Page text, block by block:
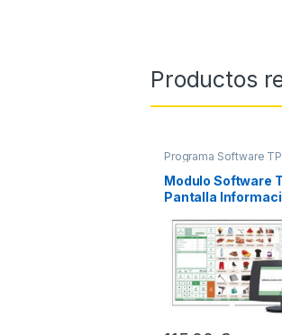
Productos
Programa Software
Modulo Software
Pantalla